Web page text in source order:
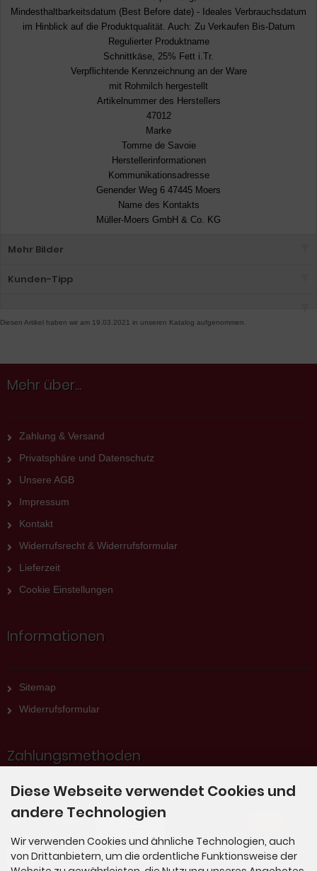
Mindesthaltbarkeitsdatum (Best Before date) - Ideales Verbrauchsdatum
im Hinblick auf die Produktqualität. Auch: Zu Verkaufen Bis-Datum
Regulierter Produktname
Schnittkäse, 25% Fett i.Tr.
Verpflichtende Kennzeichnung an der Ware
mit Rohmilch hergestellt
Artikelnummer des Herstellers
47012
Marke
Tomme de Savoie
Herstellerinformationen
Kommunikationsadresse
Genender Weg 6 47445 Moers
Name des Kontakts
Müller-Moers GmbH & Co. KG
Mehr Bilder
Kunden-Tipp
Diesen Artikel haben wir am 19.03.2021 in unseren Katalog aufgenommen.
Mehr über...
Zahlung & Versand
Privatsphäre und Datenschutz
Unsere AGB
Impressum
Kontakt
Widerrufsrecht & Widerrufsformular
Lieferzeit
Cookie Einstellungen
Informationen
Sitemap
Widerrufsformular
Zahlungsmethoden
Diese Webseite verwendet Cookies und
andere Technologien
Wir verwenden Cookies und ähnliche Technologien, auch
von Drittanbietern, um die ordentliche Funktionsweise der